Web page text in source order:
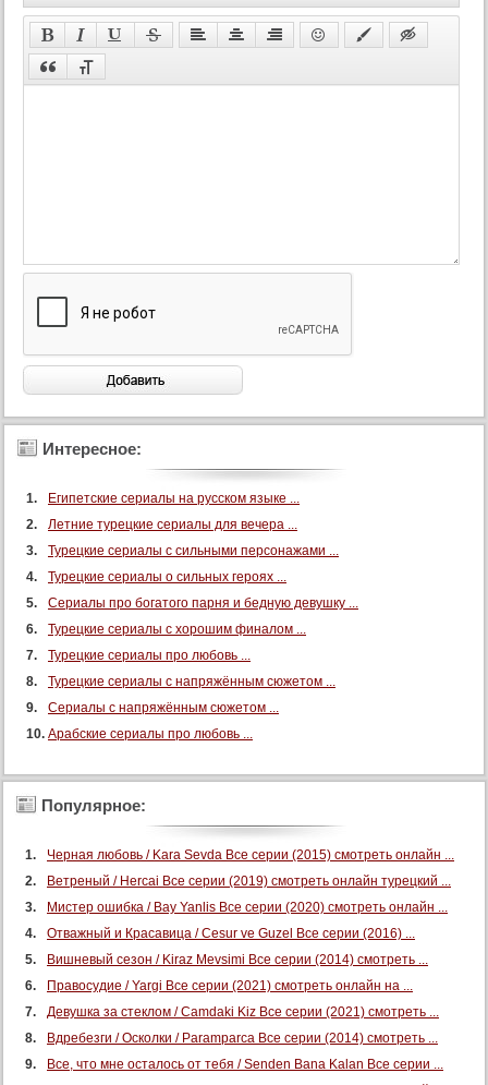
Интересное:
Египетские сериалы на русском языке ...
Летние турецкие сериалы для вечера ...
Турецкие сериалы с сильными персонажами ...
Турецкие сериалы о сильных героях ...
Сериалы про богатого парня и бедную девушку ...
Турецкие сериалы с хорошим финалом ...
Турецкие сериалы про любовь ...
Турецкие сериалы с напряжённым сюжетом ...
Сериалы с напряжённым сюжетом ...
Арабские сериалы про любовь ...
Популярное:
Черная любовь / Kara Sevda Все серии (2015) смотреть онлайн ...
Ветреный / Hercai Все серии (2019) смотреть онлайн турецкий ...
Мистер ошибка / Bay Yanlis Все серии (2020) смотреть онлайн ...
Отважный и Красавица / Cesur ve Guzel Все серии (2016) ...
Вишневый сезон / Kiraz Mevsimi Все серии (2014) смотреть ...
Правосудие / Yargi Все серии (2021) смотреть онлайн на ...
Девушка за стеклом / Camdaki Kiz Все серии (2021) смотреть ...
Вдребезги / Осколки / Paramparca Все серии (2014) смотреть ...
Все, что мне осталось от тебя / Senden Bana Kalan Все серии ...